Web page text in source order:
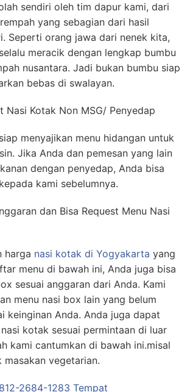
sendiri oleh tim dapur kami, dari
yang sebagian dari hasil
Seperti orang jawa dari nenek kita,
meracik dengan lengkap bumbu
nusantara. Jadi bukan bumbu siap
bebas di swalayan.
Nasi Kotak Non MSG/ Penyedap
menyajikan menu hidangan untuk
Jika Anda dan pemesan yang lain
dengan penyedap, Anda bisa
kami sebelumnya.
dan Bisa Request Menu Nasi
harga nasi kotak di Yogyakarta yang
menu di bawah ini, Anda juga bisa
sesuai anggaran dari Anda. Kami
menu nasi box lain yang belum
keinginan Anda. Anda juga dapat
kotak sesuai permintaan di luar
kami cantumkan di bawah ini.misal
masakan vegetarian.